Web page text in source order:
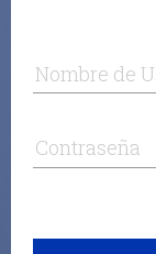
Nombre de
Contraseña